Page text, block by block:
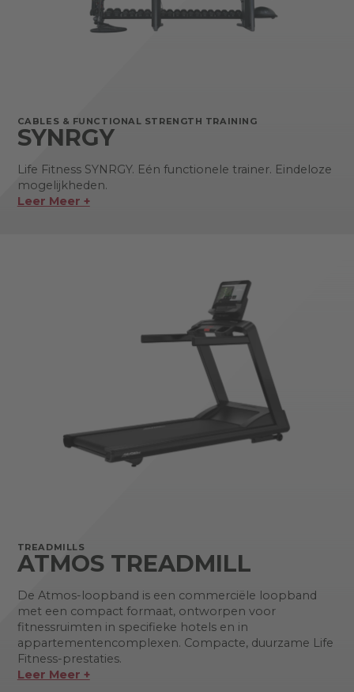
CABLES & FUNCTIONAL STRENGTH TRAINING
SYNRGY
Life Fitness SYNRGY. Eén functionele trainer. Eindeloze
mogelijkheden.
Leer Meer +
TREADMILLS
ATMOS TREADMILL
De Atmos-loopband is een commerciële loopband
met een compact formaat, ontworpen voor
fitnessruimten in specifieke hotels en in
appartementencomplexen. Compacte, duurzame Life
Fitness-prestaties.
Leer Meer +